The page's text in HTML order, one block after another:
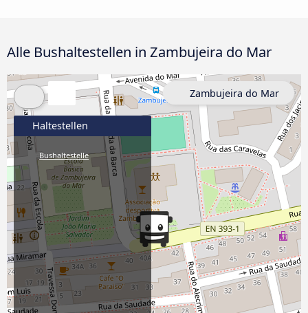
Alle Bushaltestellen in Zambujeira do Mar
Haltestellen
Bushaltestelle
Zambujeira do Mar